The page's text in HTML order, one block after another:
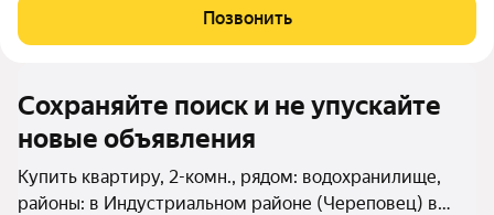
комфорткласса возводится в индустриальном районе города
Череповца. Особенности
Позвонить
Сохраняйте поиск и не упускайте
новые объявления
Купить квартиру, 2-комн., рядом: водохранилище,
районы: в Индустриальном районе (Череповец) в